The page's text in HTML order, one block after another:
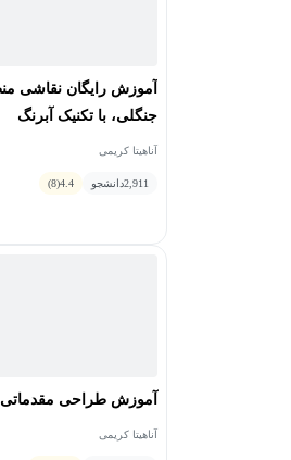
جنگلی، با تکنیک آبرنگ
آناهیتا کریمی
2,911دانشجو 4.4
(8)
آموزش طراحی مقدماتی
آناهیتا کریمی